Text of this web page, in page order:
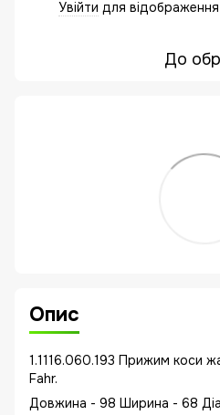
Увійти для
До
Опис
1.1116.060.193 Прижим коси
Fahr.
Довжина - 98 Ширина - 68